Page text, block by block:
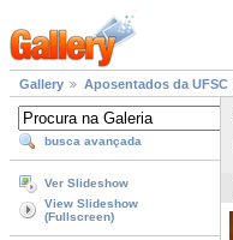
Gallery Aposentados da UFSC
busca avançada
Ver Slideshow
View Slideshow
(Fullscreen)